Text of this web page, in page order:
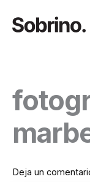
contenido
Deja un